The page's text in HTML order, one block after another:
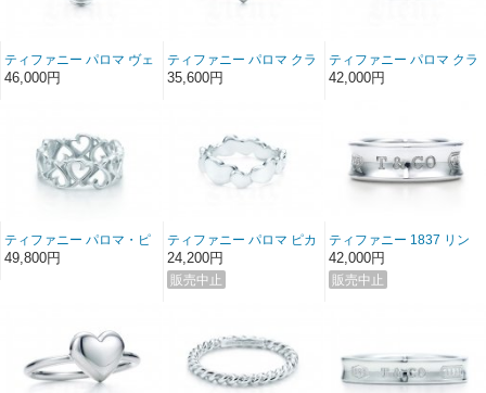
ティファニー パロマ ヴェ
ネチア ゴルドーニ クアド
46,000円
ティファニー パロマ クラ
ウン オブ ハート リング
35,600円
ティファニー パロマ クラ
ウン オブ ハート リング
42,000円
ティファニー パロマ・ピ
カソ ラビング ハート バン
ド リング
49,800円
ティファニー パロマ ピカ
ソ モダン ハート リング
24,200円
ティファニー 1837 リン
グ 刻印セット
42,000円